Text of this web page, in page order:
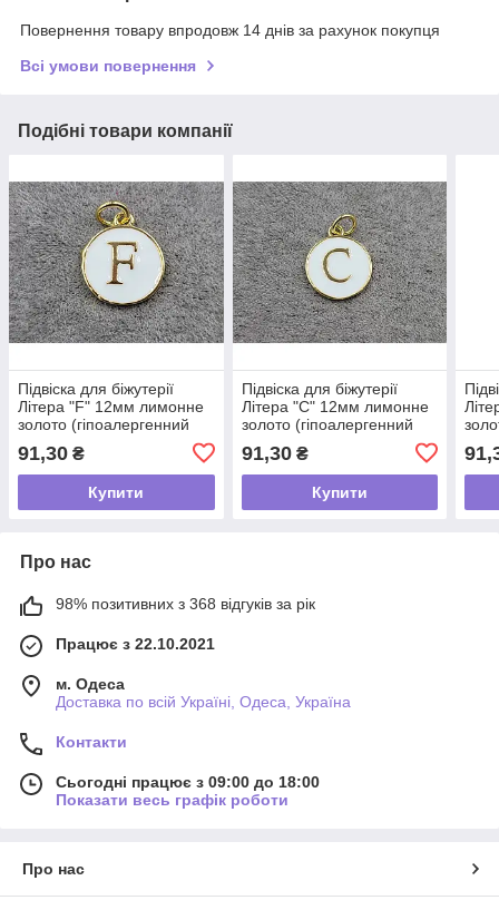
Повернення товару впродовж 14 днів за рахунок покупця
Всі умови повернення
Подібні товари компанії
Підвіска для біжутерії
Літера "F" 12мм лимонне
золото (гіпоалергенний
91,30 ₴
Купити
Підвіска для біжутерії
Літера "С" 12мм лимонне
золото (гіпоалергенний
91,30₴
Купити
Про нас
98% позитивних з 368 відгуків за рік
Працює з 22.10.2021
м. Одеса
Доставка по всій Україні, Одеса, Україна
Контакти
Сьогодні працює з 09:00 до 18:00
Показати весь графік роботи
Про нас